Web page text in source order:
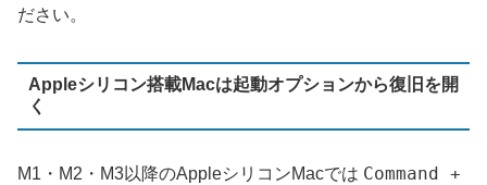
ださい。
Appleシリコン搭載Macは起動オプションから復旧を開
く
M1・M2・M3以降のAppleシリコンMacでは Command +